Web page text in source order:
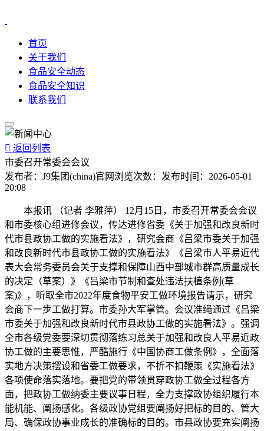
首页
关于我们
食品安全动态
食品安全知识
联系我们
 返回列表
市委召开常委会会议
发布者： J9集团(china)官网 浏览次数： 发布时间： 2026-05-01
20:08
本报讯 （记者 李雅萍） 12月15日，市委召开常委会会议
和市委核心组进修会议，传达进修省委《关于加强和改良新时
代市县政协工做的实施看法》，研究会商《吕梁市委关于加强
和改良新时代市县政协工做的实施看法》《吕梁市人平易近代
表大会常务委员会关于支撑和保障山西中部城市群高质量成长
的决定（草案）》《吕梁市节制和查处违法扶植条例(草
案)》，听取全市2022年度食物平安工做环境报告请示，研究
会商下一步工做打算。市委孙大军掌管。会议准绳通过《吕梁
市委关于加强和改良新时代市县政协工做的实施看法》。强调
全市各级党委要深切贯彻落练习总关于加强和改良人平易近政
协工做的主要思惟，严酷施行《中国协商工做条例》，全面落
实地方决策摆设和省委工做要求，不折不扣鞭策《实施看法》
各项使命落实落地。要把党的带领贯穿政协工做全过程各方
面，把政协工做纳委主要议事日程，全力支撑政协组织履行本
能机能、阐扬感化。各级政协党组要阐扬好把标的目的、管大
局、确保政协事业成长的准确标的目的。市县政协要充实阐扬